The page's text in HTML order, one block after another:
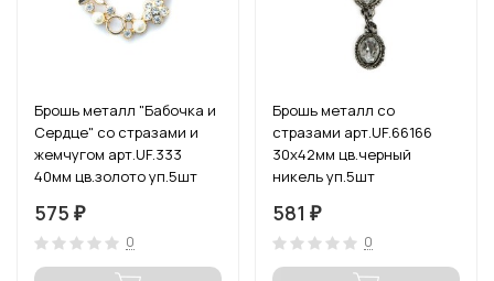
Брошь металл "Бабочка и
Сердце" со стразами и
жемчугом арт.UF.333
40мм цв.золото уп.5шт
575 ₽
0
Брошь металл со
стразами арт.UF.66166
30х42мм цв.черный
никель уп.5шт
581 ₽
0